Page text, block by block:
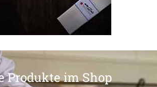
Produkte im Shop